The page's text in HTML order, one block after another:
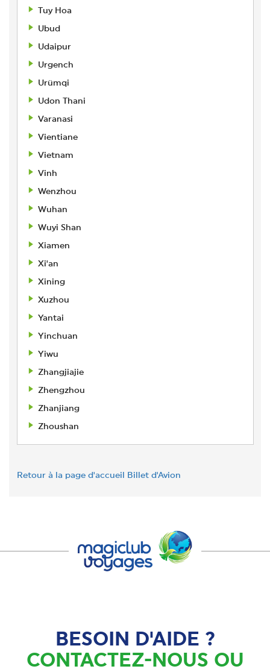
Tuy Hoa
Ubud
Udaipur
Urgench
Urümqi
Udon Thani
Varanasi
Vientiane
Vietnam
Vinh
Wenzhou
Wuhan
Wuyi Shan
Xiamen
Xi'an
Xining
Xuzhou
Yantai
Yinchuan
Yiwu
Zhangjiajie
Zhengzhou
Zhanjiang
Zhoushan
Retour à la page d'accueil Billet d'Avion
BESOIN D'AIDE ?
CONTACTEZ-NOUS OU